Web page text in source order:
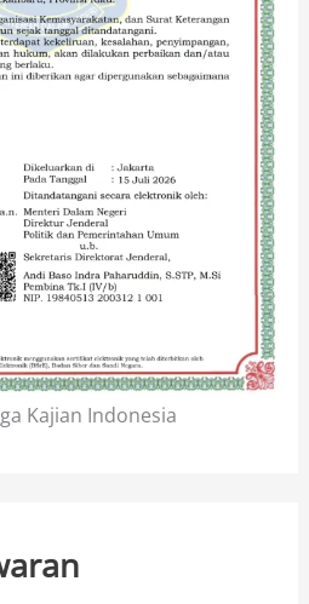
Kajian Indonesia